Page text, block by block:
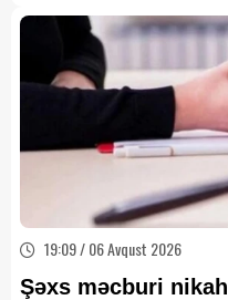
19:09 / 06 Avqust 2026
Şəxs məcburi